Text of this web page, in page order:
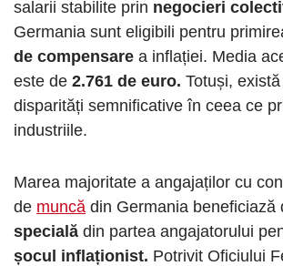
salarii stabilite prin negocieri
Germania sunt eligibili pentru
de compensare a inflației. Media
este de 2.761 de euro. Totuși,
disparități semnificative în ceea ce
industriile.
Marea majoritate a angajaților cu
de muncă din Germania beneficiază
specială din partea angajatorului
șocul inflaționist. Potrivit Oficiului